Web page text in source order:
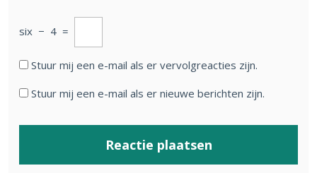
six − 4 =
Stuur mij een e-mail als er vervolgreacties zijn.
Stuur mij een e-mail als er nieuwe berichten zijn.